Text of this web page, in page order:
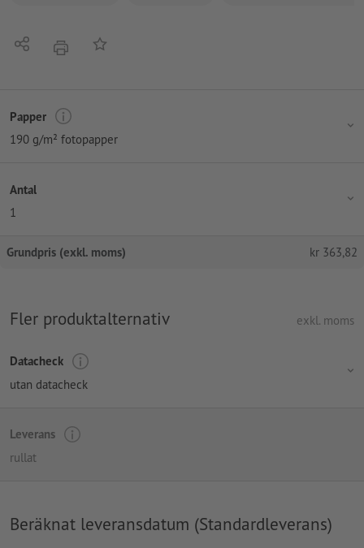
Dela erbjudandePå anteckningslistan
Papper
190 g/m² fotopapper
Antal
1
Grundpris (exkl. moms) kr 363,82
Fler produktalternativ exkl. moms
Datacheck
utan datacheck
Leverans
rullat
Beräknat leveransdatum (Standardleverans)